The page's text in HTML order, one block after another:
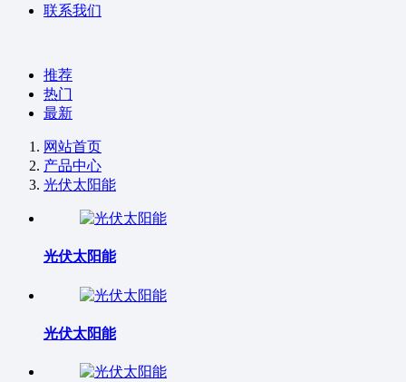
联系我们
推荐
热门
最新
网站首页
产品中心
光伏太阳能
光伏太阳能
光伏太阳能